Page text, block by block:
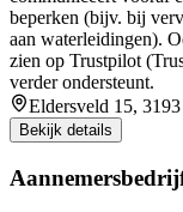
beperken (bijv. bij
aan waterleidingen).
zien op Trustpilot
verder ondersteunt.
Eldersveld 15,
Bekijk details